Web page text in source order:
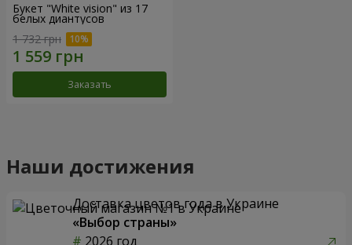
Букет "White vision" из 17
белых диантусов
1 732 грн
Заказать
Наши достижения
Доставка цветов года в Украине
«Выбор страны»
2026 год